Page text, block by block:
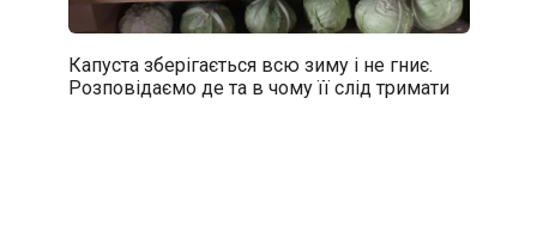
Капуста зберігається всю зиму і не гниє.
Розповідаємо де та в чому її слід тримати